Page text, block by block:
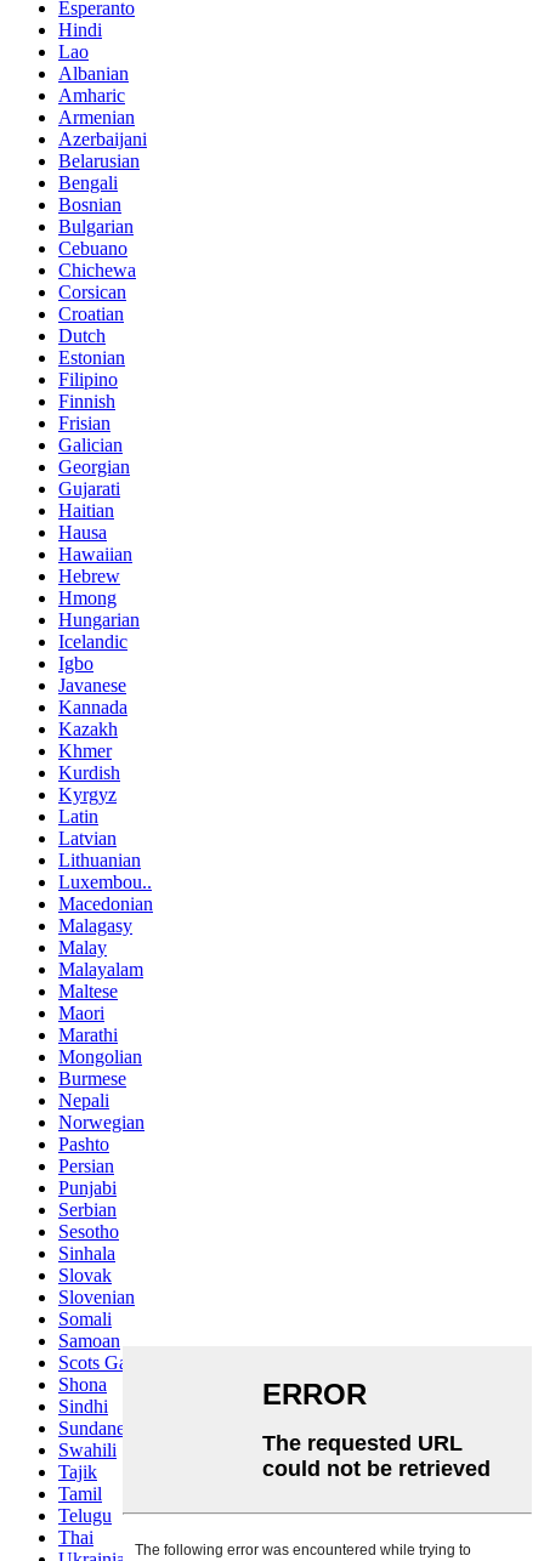
Esperanto
Hindi
Lao
Albanian
Amharic
Armenian
Azerbaijani
Belarusian
Bengali
Bosnian
Bulgarian
Cebuano
Chichewa
Corsican
Croatian
Dutch
Estonian
Filipino
Finnish
Frisian
Galician
Georgian
Gujarati
Haitian
Hausa
Hawaiian
Hebrew
Hmong
Hungarian
Icelandic
Igbo
Javanese
Kannada
Kazakh
Khmer
Kurdish
Kyrgyz
Latin
Latvian
Lithuanian
Luxembou..
Macedonian
Malagasy
Malay
Malayalam
Maltese
Maori
Marathi
Mongolian
Burmese
Nepali
Norwegian
Pashto
Persian
Punjabi
Serbian
Sesotho
Sinhala
Slovak
Slovenian
Somali
Samoan
Scots Gaelic
Shona
Sindhi
Sundanese
Swahili
Tajik
Tamil
Telugu
Thai